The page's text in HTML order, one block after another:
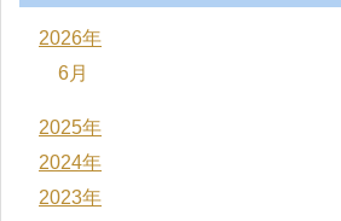
2026年
6月
2025年
2024年
2023年